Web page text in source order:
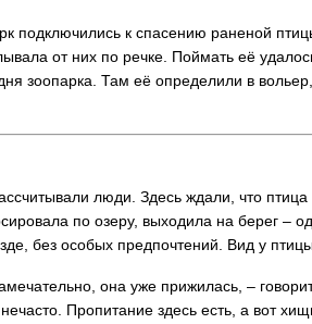
подключились к спасению раненой
от них по речке. Поймать её
зоопарка. Там её определили в
люди. Здесь ждали, что птица
по озеру, выходила на берег –
без особых предпочтений. Вид у
она уже прижилась, –
Пропитание здесь есть, а вот